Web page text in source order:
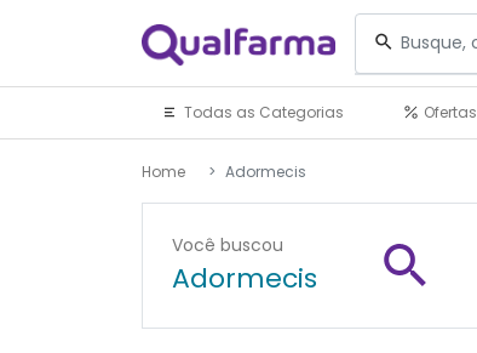
Todas as Categorias Ofertas
Home Adormecis
Você buscou
Adormecis